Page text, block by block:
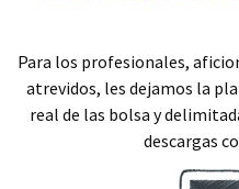
Para los profesionales,
atrevidos, les dejamos la
real de las bolsa y
descargas